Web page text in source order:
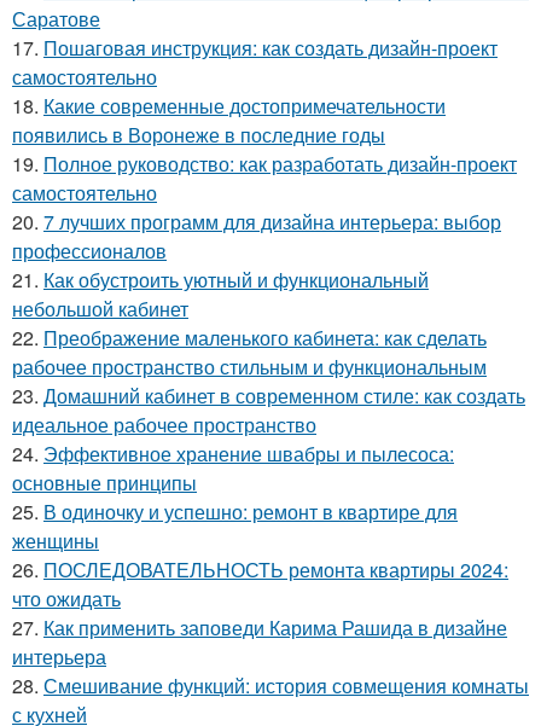
Саратове
17. Пошаговая инструкция: как создать дизайн-проект
самостоятельно
18. Какие современные достопримечательности
появились в Воронеже в последние годы
19. Полное руководство: как разработать дизайн-проект
самостоятельно
20. 7 лучших программ для дизайна интерьера: выбор
профессионалов
21. Как обустроить уютный и функциональный
небольшой кабинет
22. Преображение маленького кабинета: как сделать
рабочее пространство стильным и функциональным
23. Домашний кабинет в современном стиле: как создать
идеальное рабочее пространство
24. Эффективное хранение швабры и пылесоса:
основные принципы
25. В одиночку и успешно: ремонт в квартире для
женщины
26. ПОСЛЕДОВАТЕЛЬНОСТЬ ремонта квартиры 2024:
что ожидать
27. Как применить заповеди Карима Рашида в дизайне
интерьера
28. Смешивание функций: история совмещения комнаты
с кухней